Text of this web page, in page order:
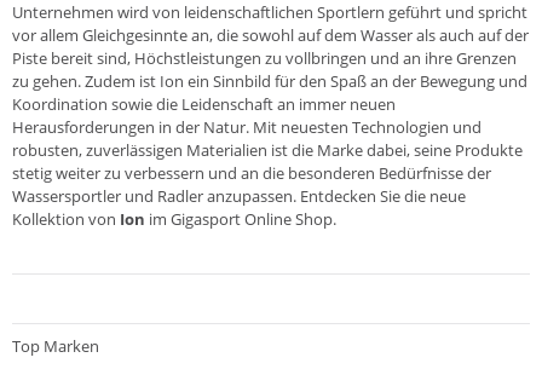
Unternehmen wird von leidenschaftlichen Sportlern geführt und spricht
vor allem Gleichgesinnte an, die sowohl auf dem Wasser als auch auf der
Piste bereit sind, Höchstleistungen zu vollbringen und an ihre Grenzen
zu gehen. Zudem ist Ion ein Sinnbild für den Spaß an der Bewegung und
Koordination sowie die Leidenschaft an immer neuen
Herausforderungen in der Natur. Mit neuesten Technologien und
robusten, zuverlässigen Materialien ist die Marke dabei, seine Produkte
stetig weiter zu verbessern und an die besonderen Bedürfnisse der
Wassersportler und Radler anzupassen. Entdecken Sie die neue
Kollektion von Ion im Gigasport Online Shop.
Top Marken